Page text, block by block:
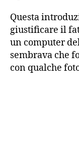
Questa
giustificare il
un computer
sembrava che
con qualche